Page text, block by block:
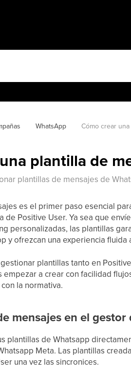
WhatsApp Cómo crear
plantilla de
plantillas de mensajes de
es el primer paso esencial
de Positive User. Ya sea que
personalizadas, las plantillas
y ofrezcan una experiencia fluida
plantillas tanto en
empezar a crear con facilidad
la normativa.
mensajes en el
plantillas de Whatsapp
Meta. Las plantillas
una vez las sincronices.